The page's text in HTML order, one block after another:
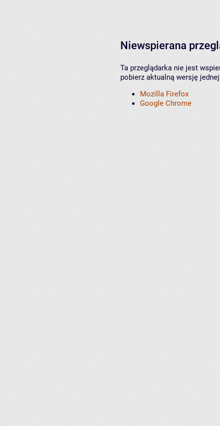
Niewspierana
Ta przeglądarka nie jest
pobierz aktualną wersję
Mozilla Firefox
Google Chrome